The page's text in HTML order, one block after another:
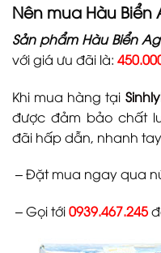
Nên mua Hàu Biển
Sản phẩm Hàu Biển
với giá ưu đãi là:
Khi mua hàng tại
được đảm bảo chất
đãi hấp dẫn, nhanh
– Đặt mua ngay qua
– Gọi tới0939.467.245